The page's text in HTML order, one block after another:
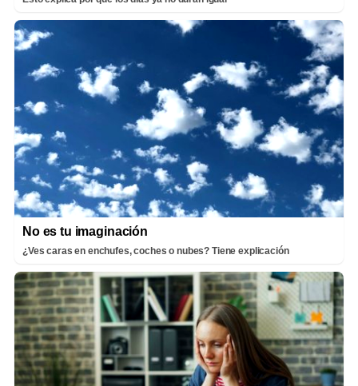
No es tu imaginación
¿Ves caras en enchufes, coches o nubes? Tiene explicación